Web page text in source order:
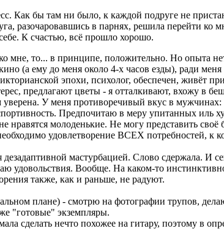
Как бы там ни было, к каждой подруге не
разочаровавшись в парнях, решила перейти ко
К счастью, всё прошло хорошо.
мне, то... в принципе, положительно. Но опыта
(а ему до меня около 4-х часов езды), ради
викторианской эпохи, психолог, обеспечен,
предлагают цветы - я отталкивают, вхожу в
У меня противоречивый вкус в
Предпочитаю в меру упитанных
нравятся молоденькие. Не могу представить
удовлетворение ВСЕХ потребностей, к
дезадаптивной мастурбацией. Слово сдержала.
удовольствия. Вообще. На каком-то
также, как и раньше, не радуют.
плане) - смотрю на фотографии трупов,
"готовые" экземпляры.
сделать нечто похожее на гитару, поэтому в